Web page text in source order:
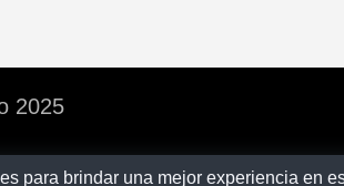
2025
para brindar una mejor experiencia en